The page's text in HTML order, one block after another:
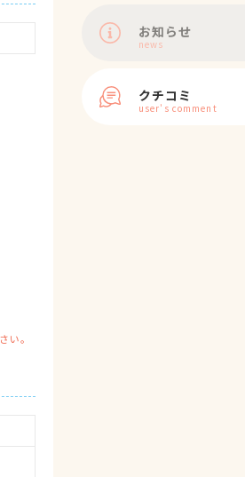
い。
お知らせ
news
クチコミ
user's comment